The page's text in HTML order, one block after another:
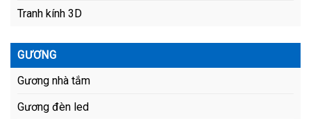
Tranh kính 3D
GƯƠNG
Gương nhà tắm
Gương đèn led